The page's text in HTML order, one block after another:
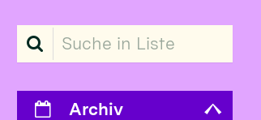
Suche in Liste
Archiv